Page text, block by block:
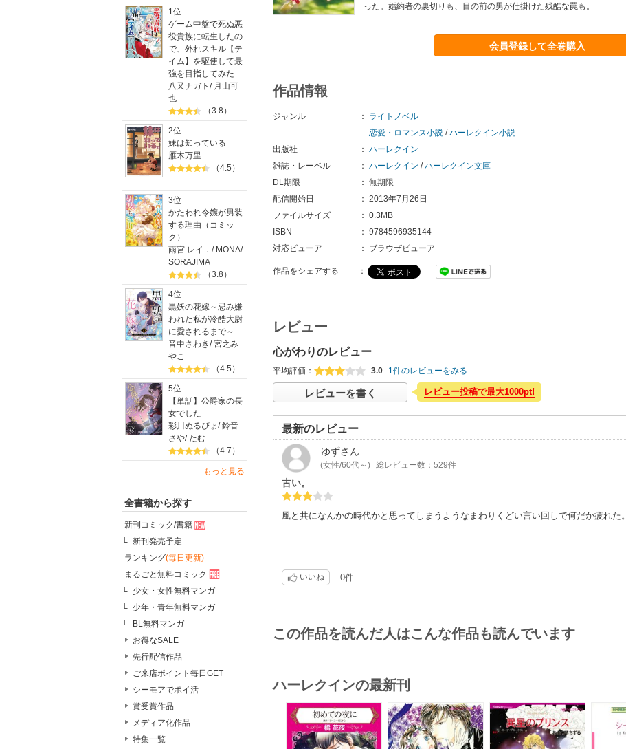
1位
ゲーム中盤で死ぬ悪
役貴族に転生したの
で、外れスキル【テ
イム】を駆使して最
強を目指してみた
八又ナガト / 月山可
也
（3.8）
2位
妹は知っている
雁木万里
（4.5）
3位
かたわれ令嬢が男装
する理由（コミッ
ク）
雨宮 レイ． / MONA/
SORAJIMA
（3.8）
4位
黒妖の花嫁～忌み嫌
われた私が冷酷大尉
に愛されるまで～
音中さわき/宮之み
やこ
（4.5）
5位
【単話】公爵家の長
女でした
彩川ぬるぴょ /鈴音
さや/たむ
（4.7）
もっと見る
全書籍から探す
新刊コミック/書籍
新刊発売予定
ランキング(毎日更新)
まるごと無料コミック
少女・女性無料マンガ
少年・青年無料マンガ
BL無料マンガ
お得なSALE
先行配信作品
ご来店ポイント毎日GET
シーモアでポイ活
賞受賞作品
メディア化作品
特集一覧
った。婚約者の裏切りも、目の前の男が仕掛けた残酷な罠も。
会員登録して全巻購入
作品情報
ジャンル ：
ライトノベル
恋愛・ロマンス小説 /ハーレクイン小説
出版社
： ハーレクイン
雑誌・レーベル
： ハーレクイン /ハーレクイン文庫
DL期限
： 無期限
配信開始日
： 2013年7月26日
ファイルサイズ
： 0.3MB
ISBN
： 9784596935144
対応ビューア
： ブラウザビューア
作品をシェアする ：
レビュー
心がわりのレビュー
平均評価： 3.0 1件のレビューをみる
レビューを書く レビュー投稿で最大1000pt!
最新のレビュー
ゆずさん
(女性/60代～) 総レビュー数：529件
古い。
風と共になんかの時代かと思ってしまうようなまわりくどい言い回しで何だか疲れた。
いいね 0件
この作品を読んだ人はこんな作品も読んでいます
ハーレクインの最新刊